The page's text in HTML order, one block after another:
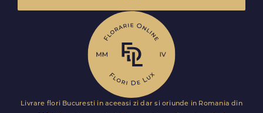
Livrare flori Bucuresti in aceeasi zi dar si oriunde in Romania din